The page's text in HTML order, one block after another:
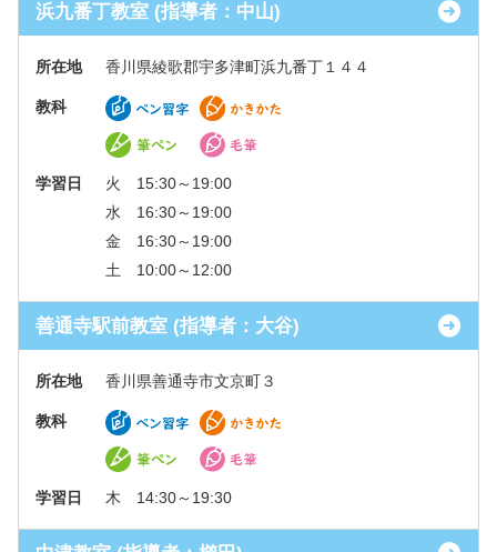
浜九番丁教室 (指導者：中山)
所在地 香川県綾歌郡宇多津町浜九番丁１４４
教科
学習日
火 15:30～19:00
水 16:30～19:00
金 16:30～19:00
土 10:00～12:00
善通寺駅前教室 (指導者：大谷)
所在地 香川県善通寺市文京町３
教科
学習日 木 14:30～19:30